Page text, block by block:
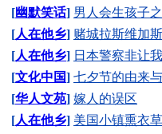
[幽默笑话] 男人会生孩子
[人在他乡] 赌城拉斯维加
[人在他乡] 日本警察非让
[文化中国] 七夕节的由来
[华人文苑] 嫁人的误区
[人在他乡] 美国小镇熏衣